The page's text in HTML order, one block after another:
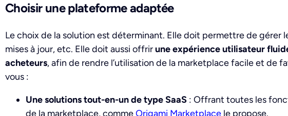
Choisir une plateforme adaptée
Le choix de la solution est déterminant. Elle doit permettre de gérer
mises à jour, etc. Elle doit aussi offrirune expérience utilisateur
acheteurs, afin de rendre l’utilisation de la marketplace facile et de
vous :
Une solutions tout-en-un de type SaaS : Offrant toutes les
de la marketplace, commeOrigami Marketplace le propose.